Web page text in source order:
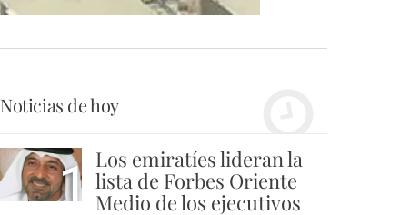
Noticias de hoy
1 Los emiratíes lideran la
lista de Forbes Oriente
Medio de los ejecutivos